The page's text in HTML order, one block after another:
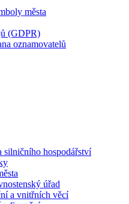
města
(GDPR)
oznamovatelů
silničního hospodářství
úřad
a vnitřních věcí